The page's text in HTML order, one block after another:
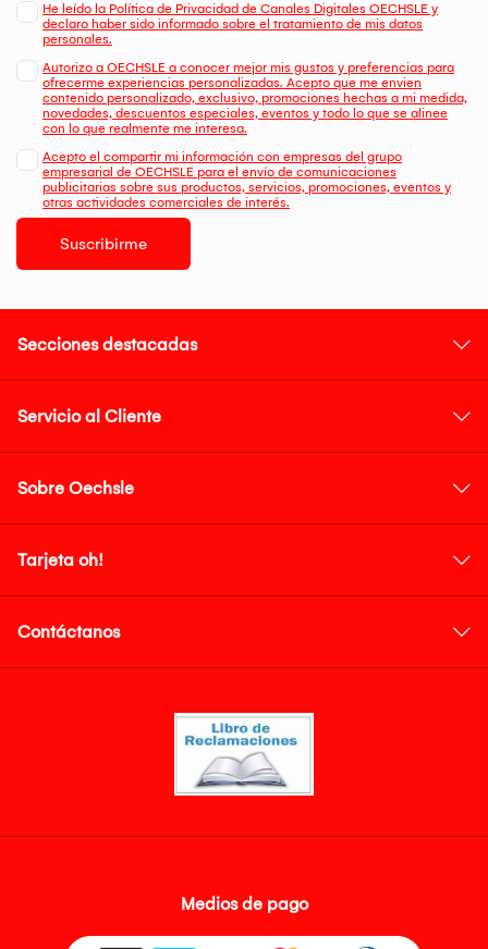
He leído la Política de Privacidad de Canales Digitales OECHSLE y
declaro haber sido informado sobre el tratamiento de mis datos
personales.
Autorizo a OECHSLE a conocer mejor mis gustos y preferencias para
ofrecerme experiencias personalizadas. Acepto que me envien
contenido personalizado, exclusivo, promociones hechas a mi medida,
novedades, descuentos especiales, eventos y todo lo que se alinee
con lo que realmente me interesa.
Acepto el compartir mi información con empresas del grupo
empresarial de OECHSLE para el envío de comunicaciones
publicitarias sobre sus productos, servicios, promociones, eventos y
otras actividades comerciales de interés.
Suscribirme
Secciones destacadas
Servicio al Cliente
Sobre Oechsle
Tarjeta oh!
Contáctanos
Medios de pago